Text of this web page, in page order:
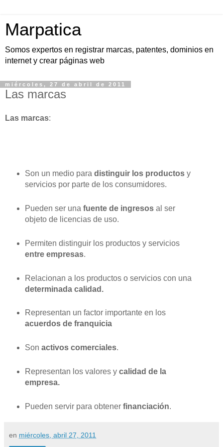
Marpatica
Somos expertos en registrar marcas, patentes, dominios en
internet y crear páginas web
miércoles, 27 de abril de 2011
Las marcas
Las marcas:
Son un medio para distinguir los productosy
servicios por parte de los consumidores.
Pueden ser una fuente de ingresosal ser
objeto de licencias de uso.
Permiten distinguir los productos y servicios
entre empresas.
Relacionan a los productos o servicios con una
determinada calidad.
Representan un factor importante en los
acuerdos de franquicia
Son activos comerciales.
Representan los valores ycalidad de la
empresa.
Pueden servir para obtener financiación.
en miércoles, abril 27, 2011